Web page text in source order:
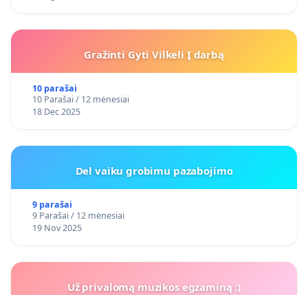
Gražinti Gyti Vilkeli Į darbą
10 parašai
10 Parašai / 12 mėnesiai
18 Dec 2025
Del vaiku grobimu pazabojimo
9 parašai
9 Parašai / 12 mėnesiai
19 Nov 2025
Už privalomą muzikos egzaminą :)